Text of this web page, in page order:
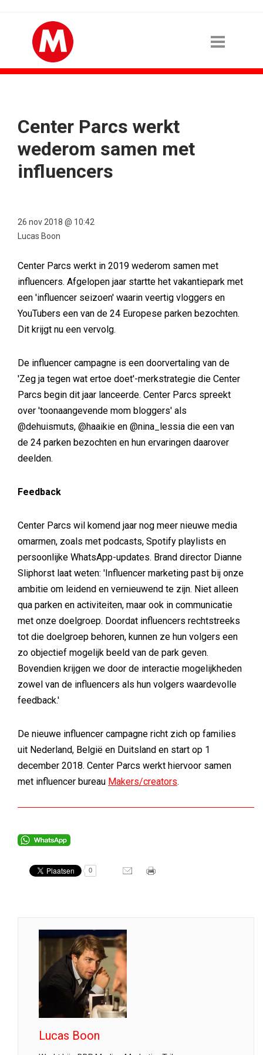
Center Parcs werkt
wederom samen met
influencers
26 nov 2018 @ 10:42
Lucas Boon
Center Parcs werkt in 2019 wederom samen met
influencers. Afgelopen jaar startte het vakantiepark met
een 'influencer seizoen' waarin veertig vloggers en
YouTubers een van de 24 Europese parken bezochten.
Dit krijgt nu een vervolg.
De influencer campagne is een doorvertaling van de
'Zeg ja tegen wat ertoe doet'-merkstrategie die Center
Parcs begin dit jaar lanceerde. Center Parcs spreekt
over 'toonaangevende mom bloggers' als
@dehuismuts, @haaikie en @nina_lessia die een van
de 24 parken bezochten en hun ervaringen daarover
deelden.
Feedback
Center Parcs wil komend jaar nog meer nieuwe media
omarmen, zoals met podcasts, Spotify playlists en
persoonlijke WhatsApp-updates. Brand director Dianne
Sliphorst laat weten: 'Influencer marketing past bij onze
ambitie om leidend en vernieuwend te zijn. Niet alleen
qua parken en activiteiten, maar ook in communicatie
met onze doelgroep. Doordat influencers rechtstreeks
tot die doelgroep behoren, kunnen ze hun volgers een
zo objectief mogelijk beeld van de park geven.
Bovendien krijgen we door de interactie mogelijkheden
zowel van de influencers als hun volgers waardevolle
feedback.'
De nieuwe influencer campagne richt zich op families
uit Nederland, België en Duitsland en start op 1
december 2018. Center Parcs werkt hiervoor samen
met influencer bureau Makers/creators.
0
Lucas Boon